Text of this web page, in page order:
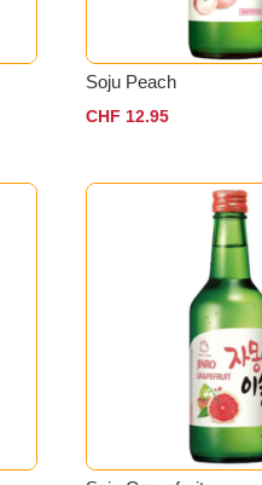
Soju Peach
CHF 12.95